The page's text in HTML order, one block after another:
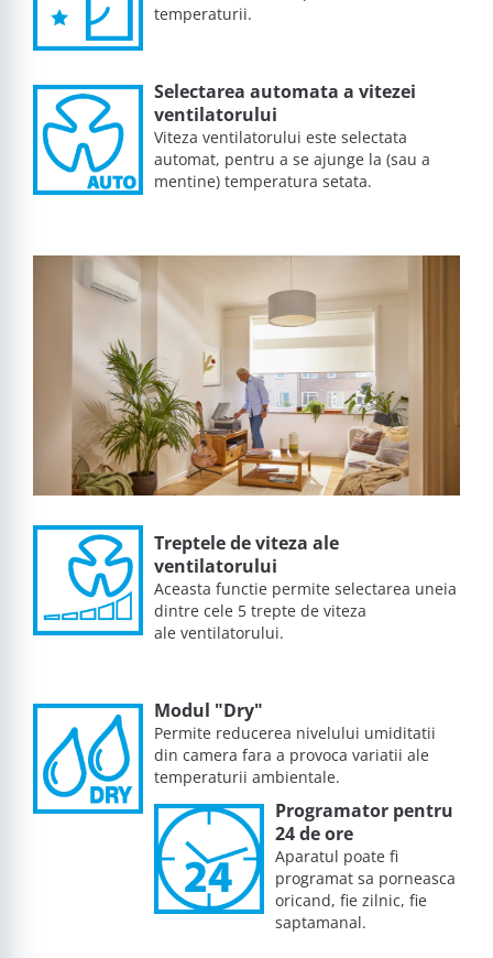
temperaturii.
Selectarea automata a vitezei
ventilatorului
Viteza ventilatorului este selectata
automat, pentru a se ajunge la (sau a
mentine) temperatura setata.
Treptele de viteza ale
ventilatorului
Aceasta functie permite selectarea uneia
dintre cele 5 trepte de viteza
ale ventilatorului.
Modul "Dry"
Permite reducerea nivelului umiditatii
din camera fara a provoca variatii ale
temperaturii ambientale.
Programator pentru
24 de ore
Aparatul poate fi
programat sa porneasca
oricand, fie zilnic, fie
saptamanal.